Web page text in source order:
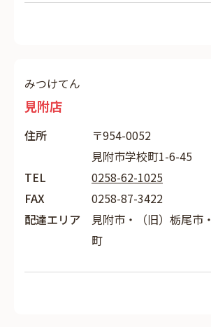
みつけてん
見附店
住所
〒954-0052
見附市学校町1-6-45
TEL
0258-62-1025
FAX
0258-87-3422
配達エリア
見附市・（旧）栃尾市
町